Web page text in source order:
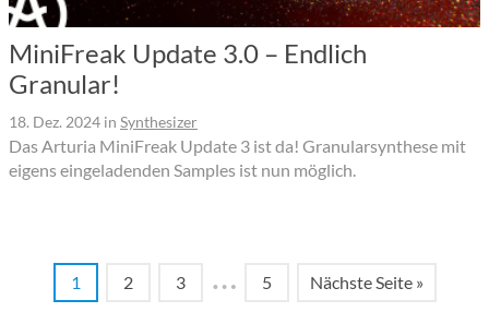
MiniFreak Update 3.0 – Endlich
Granular!
18. Dez. 2024 in Synthesizer
Das Arturia MiniFreak Update 3 ist da! Granularsynthese mit
eigens eingeladenden Samples ist nun möglich.
1 2 3 … 5 Nächste Seite »